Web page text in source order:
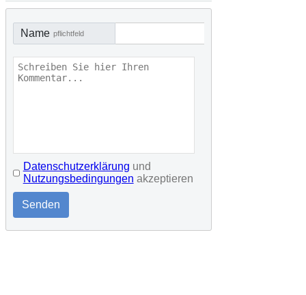
Name pflichtfeld
Datenschutzerklärung und
Nutzungsbedingungen akzeptieren
Senden